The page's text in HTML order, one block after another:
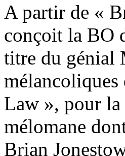
A partir de «
conçoit la BO
titre du génial
Law », pour la
mélomane
Brian